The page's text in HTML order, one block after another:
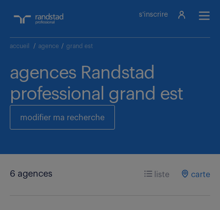
s'inscrire
accueil / agence / grand est
agences Randstad
professional grand est
modifier ma recherche
6 agences liste carte